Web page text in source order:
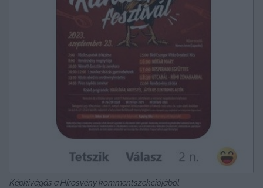
Képkivágás a Hírösvény kommentszekciójából